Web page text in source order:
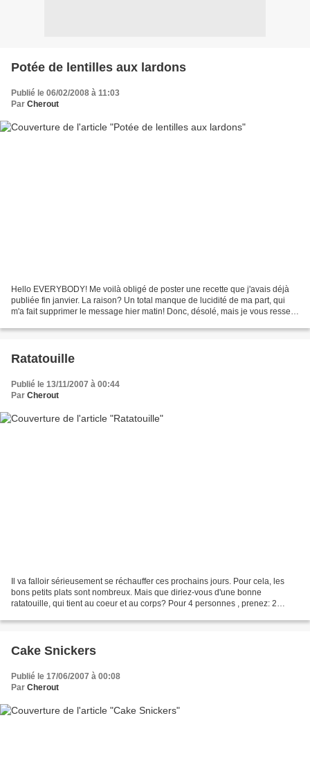
Potée de lentilles aux lardons
Publié le 06/02/2008 à 11:03
Par Cherout
Hello EVERYBODY! Me voilà obligé de poster une recette que j'avais déjà
publiée fin janvier. La raison? Un total manque de lucidité de ma part, qui
m'a fait supprimer le message hier matin! Donc, désolé, mais je vous ressers
Ratatouille
Publié le 13/11/2007 à 00:44
Par Cherout
Il va falloir sérieusement se réchauffer ces prochains jours. Pour cela, les
bons petits plats sont nombreux. Mais que diriez-vous d'une bonne
ratatouille, qui tient au coeur et au corps? Pour 4 personnes , prenez: 2
Cake Snickers
Publié le 17/06/2007 à 00:08
Par Cherout